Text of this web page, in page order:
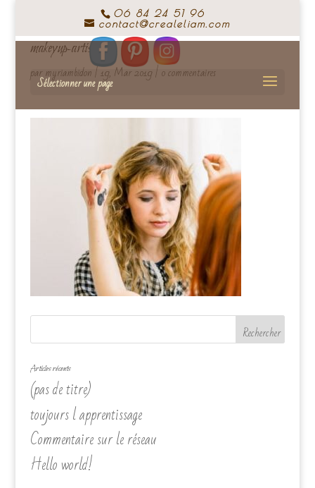
06 84 24 51 96
contact@crealeliam.com
Sélectionner une page
makeyup-artist-14
parmyriambidon|19, Mar 2019|0 commentaires
Articles récents
(pas de titre)
toujours l apprentissage
Commentaire sur le réseau
Hello world!